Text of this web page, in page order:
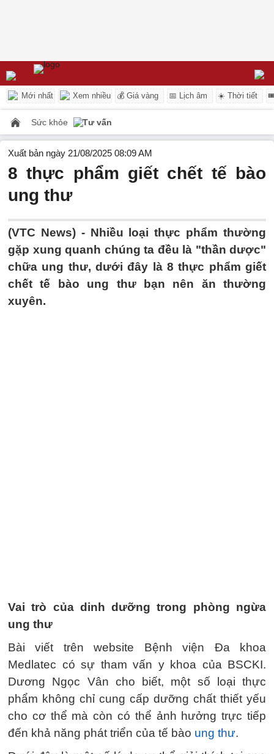
Mới nhất Xem nhiều 💰 Giá vàng 📅 Lịch âm ☀️ Thời tiết
Sức khỏe Tư vấn
Xuất bản ngày 21/08/2025 08:09 AM
8 thực phẩm giết chết tế bào
ung thư
(VTC News) - Nhiều loại thực phẩm thường
gặp xung quanh chúng ta đều là "thần dược"
chữa ung thư, dưới đây là 8 thực phẩm giết
chết tế bào ung thư bạn nên ăn thường
xuyên.
Vai trò của dinh dưỡng trong phòng ngừa
ung thư
Bài viết trên website Bệnh viện Đa khoa
Medlatec có sự tham vấn y khoa của BSCKI.
Dương Ngọc Vân cho biết, một số loại thực
phẩm không chỉ cung cấp dưỡng chất thiết yếu
cho cơ thể mà còn có thể ảnh hưởng trực tiếp
đến khả năng phát triển của tế bào ung thư.